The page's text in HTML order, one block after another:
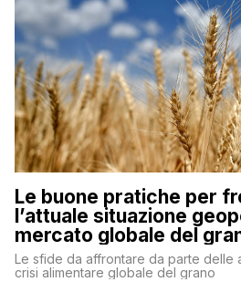
Le buone pratiche per
l’attuale situazione
mercato globale del
Le sfide da affrontare da parte delle
crisi alimentare globale del grano